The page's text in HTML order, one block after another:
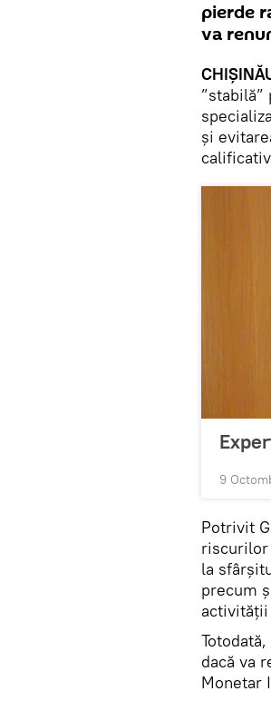
pierde
va
și
9
Potrivit
riscurilor
la
precum
dacă va
Monetar